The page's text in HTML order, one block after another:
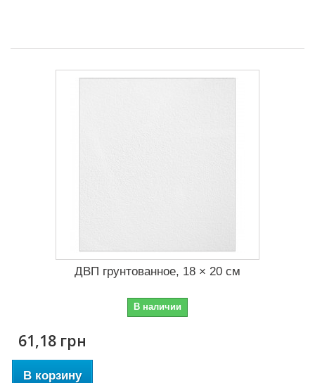
ДВП грунтованное, 18 × 20 см
В наличии
61,18 грн
В корзину